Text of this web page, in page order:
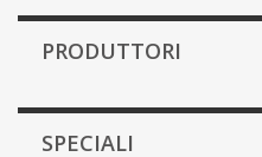
PRODUTTORI
SPECIALI